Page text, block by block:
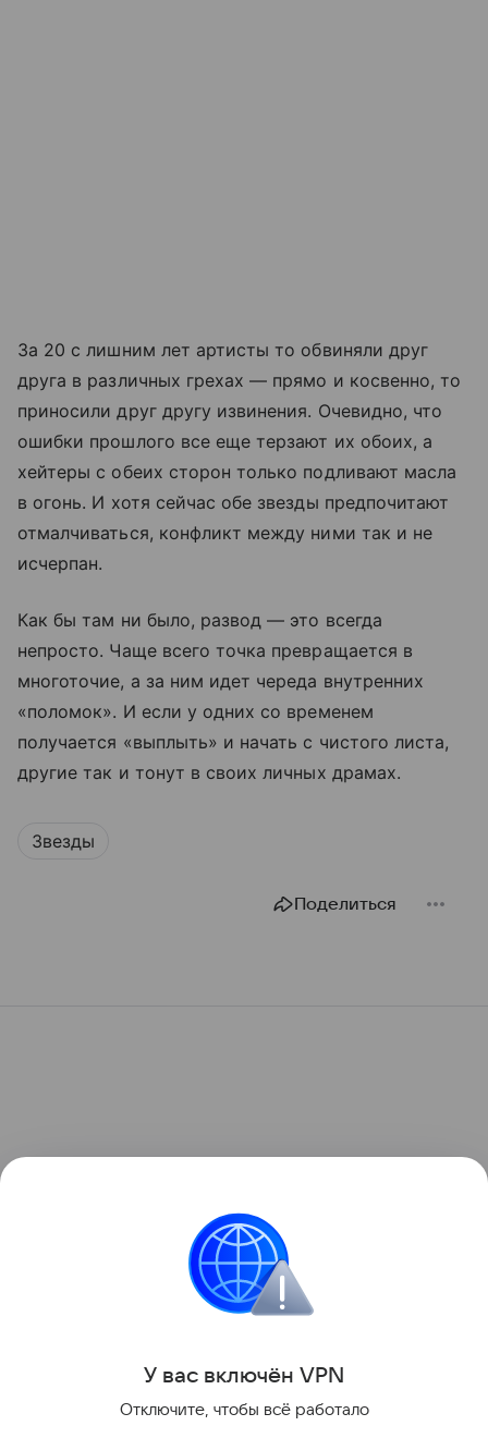
За 20 с лишним лет артисты то обвиняли друг
друга в различных грехах — прямо и косвенно, то
приносили друг другу извинения. Очевидно, что
ошибки прошлого все еще терзают их обоих, а
хейтеры с обеих сторон только подливают масла
в огонь. И хотя сейчас обе звезды предпочитают
отмалчиваться, конфликт между ними так и не
исчерпан.
Как бы там ни было, развод — это всегда
непросто. Чаще всего точка превращается в
многоточие, а за ним идет череда внутренних
«поломок». И если у одних со временем
получается «выплыть» и начать с чистого листа,
другие так и тонут в своих личных драмах.
Звезды
Поделиться
У вас включён VPN
Отключите, чтобы всё работало